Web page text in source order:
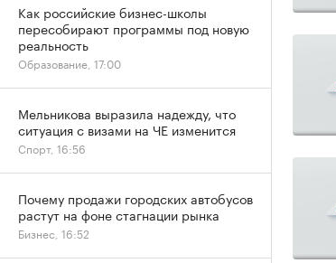
Как российские бизнес-школы
пересобирают программы под новую
реальность
Образование, 17:00
Мельникова выразила надежду, что
ситуация с визами на ЧЕ изменится
Спорт, 16:56
Почему продажи городских автобусов
растут на фоне стагнации рынка
Бизнес, 16:52